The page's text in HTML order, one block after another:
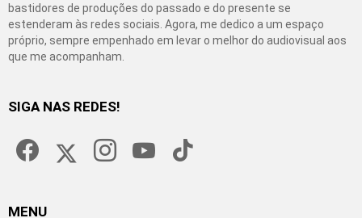
bastidores de produções do passado e do presente se
estenderam às redes sociais. Agora, me dedico a um espaço
próprio, sempre empenhado em levar o melhor do audiovisual aos
que me acompanham.
SIGA NAS REDES!
MENU